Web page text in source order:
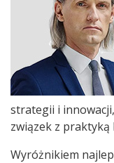
strategii i
związek z praktyką
Wyróżnikiem